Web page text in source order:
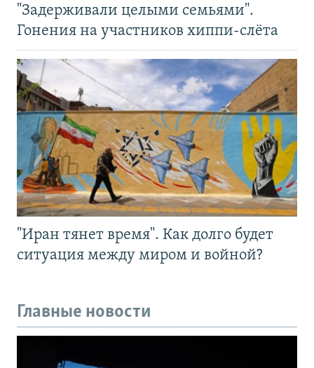
"Задерживали целыми семьями".
Гонения на участников хиппи-слёта
"Иран тянет время". Как долго будет
ситуация между миром и войной?
Главные новости